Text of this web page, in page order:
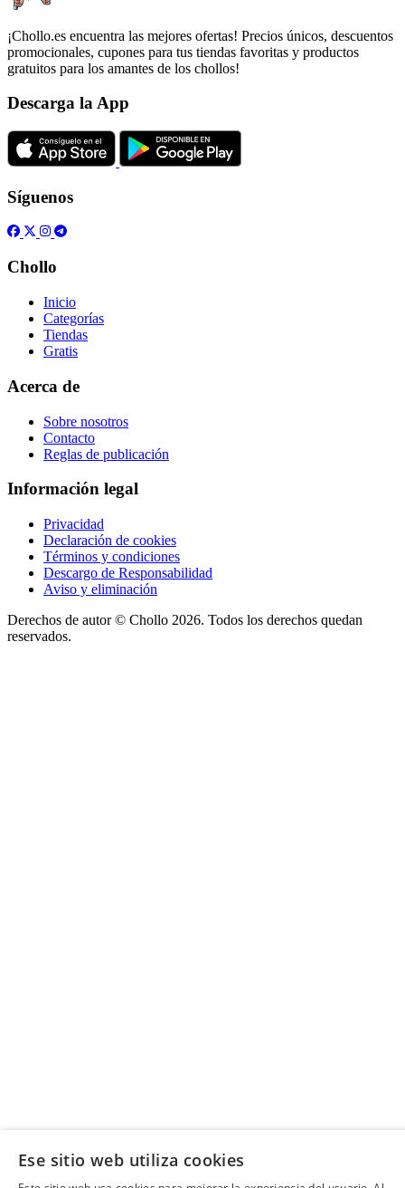
¡Chollo.es encuentra las mejores ofertas! Precios únicos, descuentos
promocionales, cupones para tus tiendas favoritas y productos
gratuitos para los amantes de los chollos!
Descarga la App
Síguenos
Chollo
Inicio
Categorías
Tiendas
Gratis
Acerca de
Sobre nosotros
Contacto
Reglas de publicación
Información legal
Privacidad
Declaración de cookies
Términos y condiciones
Descargo de Responsabilidad
Aviso y eliminación
Derechos de autor © Chollo 2026. Todos los derechos quedan
reservados.
Ese sitio web utiliza cookies